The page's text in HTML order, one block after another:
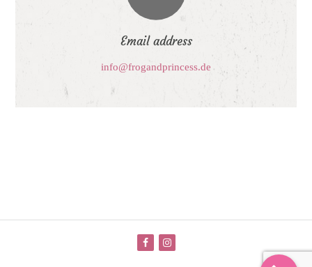
Email address
info@frogandprincess.de